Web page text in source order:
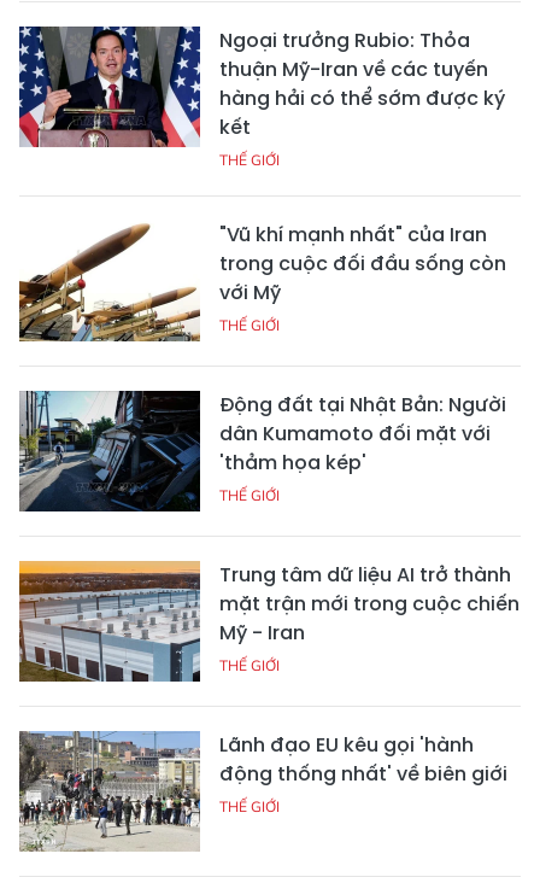
Ngoại trưởng Rubio: Thỏa
thuận Mỹ-Iran về các tuyến
hàng hải có thể sớm được ký
kết
THẾ GIỚI
"Vũ khí mạnh nhất" của Iran
trong cuộc đối đầu sống còn
với Mỹ
THẾ GIỚI
Động đất tại Nhật Bản: Người
dân Kumamoto đối mặt với
'thảm họa kép'
THẾ GIỚI
Trung tâm dữ liệu AI trở thành
mặt trận mới trong cuộc chiến
Mỹ - Iran
THẾ GIỚI
Lãnh đạo EU kêu gọi 'hành
động thống nhất' về biên giới
THẾ GIỚI